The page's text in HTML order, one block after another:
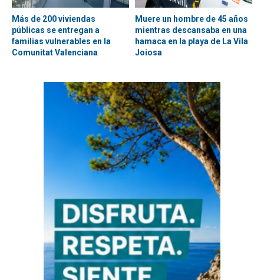
Más de 200 viviendas
públicas se entregan a
familias vulnerables en la
Comunitat Valenciana
Muere un hombre de 45 años
mientras descansaba en una
hamaca en la playa de La Vila
Joiosa